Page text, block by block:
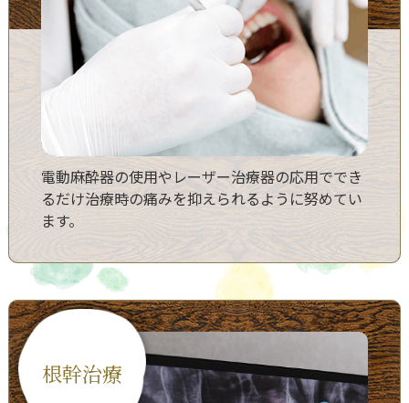
電動麻酔器の使用やレーザー治療器の応用ででき
るだけ治療時の痛みを抑えられるように努めてい
ます。
根幹治療